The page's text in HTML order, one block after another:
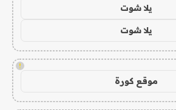
يلا شوت
يلا شوت
!
موقع كورة